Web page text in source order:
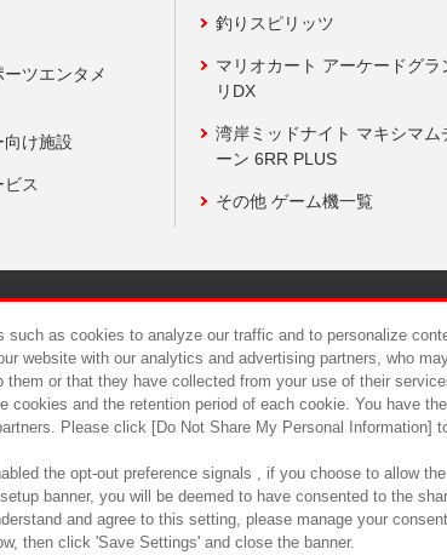
ツエンタメ
向け施設
ス
釣りスピリッツ
マリオカート アーケードグラ
リDX
湾岸ミッドナイト マキシマム
ーン 6RR PLUS
その他 ゲーム機一覧
食品のご提供について カスタマー
such as cookies to analyze our traffic and to personalize
website with our analytics and advertising partners, who
them or that they have collected from your use of their
cookies and the retention period of each cookie. You have
Please click [Do Not Share My Personal Information]
the opt-out preference signals , if you choose to allow
banner, you will be deemed to have consented to the
and agree to this setting, please manage your
then click 'Save Settings' and close the banner.